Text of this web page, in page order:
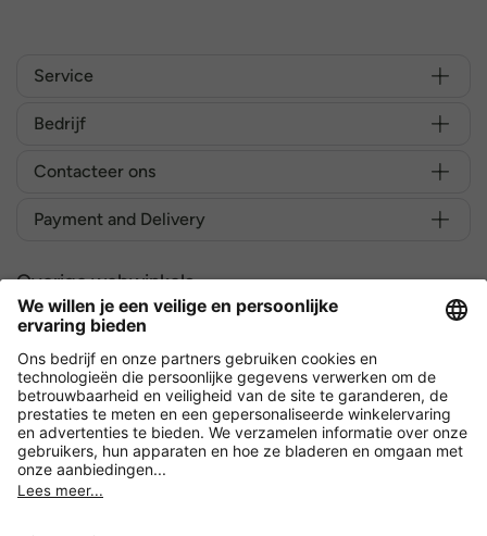
Service
Bedrijf
Contacteer ons
Payment and Delivery
Overige webwinkels
België
Versleuteling met